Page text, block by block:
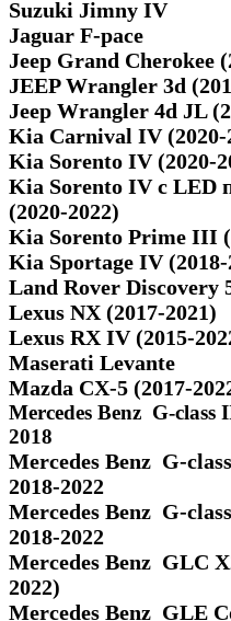
Suzuki Jimny IV
Jaguar F-pace
Jeep Grand Cherokee
JEEP Wrangler 3d
Jeep Wrangler 4d JL
Kia Carnival IV (2020-
Kia Sorento IV (2020-
Kia Sorento IV с LED
(2020-2022)
Kia Sorento Prime III
Kia Sportage IV (2018-
Land Rover Discovery
Lexus NX (2017-2021)
Lexus RX IV (2015-
Maserati Levante
Mazda CX-5 (2017-
Mercedes Benz G-class
2018
Mercedes Benz G-
2018-2022
Mercedes Benz G-
2018-2022
Mercedes Benz GLC
2022)
Mercedes Benz GLE